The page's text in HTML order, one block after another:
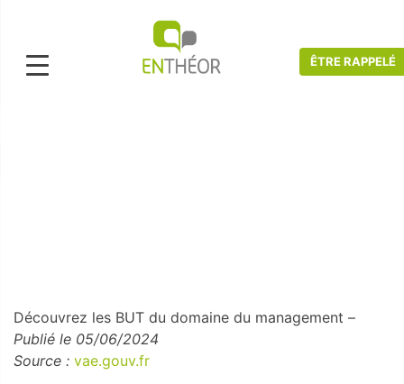
ÊTRE RAPPELÉ
Découvrez les BUT du domaine du management –
Publié le 05/06/2024
Source : vae.gouv.fr